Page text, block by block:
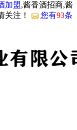
加盟,酱香酒招商,酱
关注！
您有93条